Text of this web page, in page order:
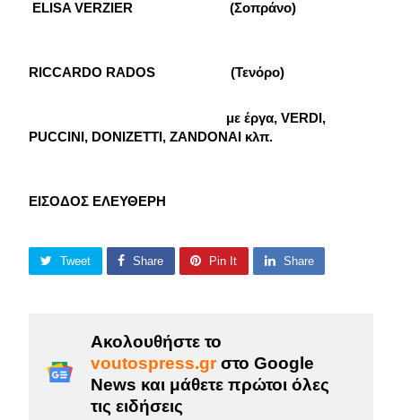
ELISA VERZIER (Σοπράνο)
RICCARDO RADOS (Τενόρο)
με έργα, VERDI,
PUCCINI, DONIZETTI, ZANDONAI κλπ.
ΕΙΣΟΔΟΣ ΕΛΕΥΘΕΡΗ
Tweet Share Pin It Share
Ακολουθήστε το
voutospress.grστο Google
News και μάθετε πρώτοι όλες
τις ειδήσεις